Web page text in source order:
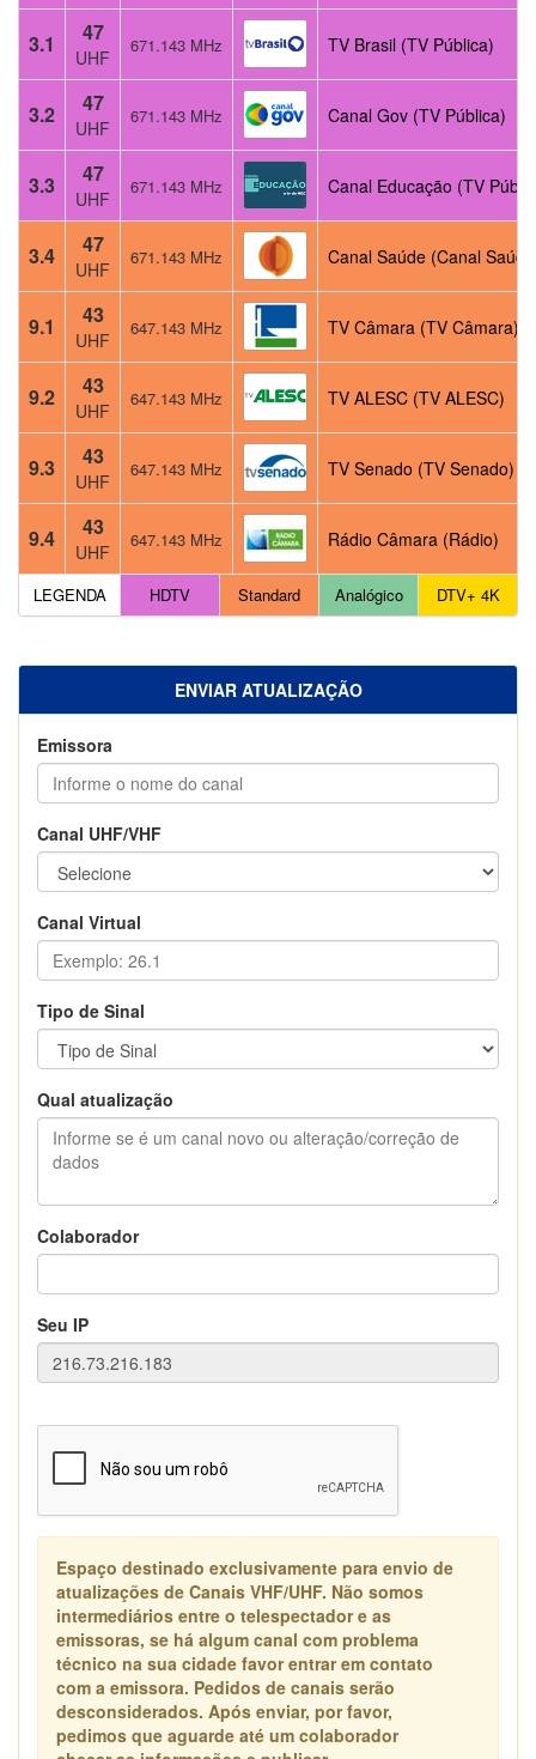
3.1 47
UHF
671.143 MHz TV Brasil (TV Pública)
3.2 47
UHF
671.143 MHz Canal Gov (TV Pública)
3.3 47
UHF
671.143 MHz Canal Educação (TV
3.4 47
UHF
671.143 MHz Canal Saúde (Canal
9.1 43
UHF
647.143 MHz TV Câmara (TV Câmara)
9.2 43
UHF
647.143 MHz TV ALESC (TV ALESC)
9.3 43
UHF
647.143 MHz TV Senado (TV Senado)
9.4 43
UHF
647.143 MHz Rádio Câmara (Rádio)
LEGENDA HDTV Standard Analógico DTV+ 4K
ENVIAR ATUALIZAÇÃO
Emissora
Canal UHF/VHF
Canal Virtual
Tipo de Sinal
Qual atualização
Colaborador
Seu IP
Espaço destinado exclusivamente para envio de
atualizações de Canais VHF/UHF. Não somos
intermediários entre o telespectador e as
emissoras, se há algum canal com problema
técnico na sua cidade favor entrar em contato
com a emissora. Pedidos de canais serão
desconsiderados. Após enviar, por favor,
pedimos que aguarde até um colaborador